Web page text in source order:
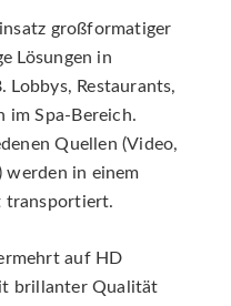
großformatiger
Lösungen in
Lobbys, Restaurants,
im Spa-Bereich.
Quellen (Video,
werden in einem
transportiert.
auf HD
brillanter Qualität